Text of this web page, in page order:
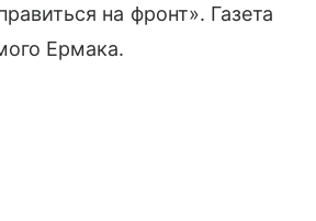
на фронт». Газета
Ермака.